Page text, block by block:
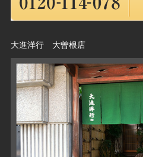
大進洋行 大曽根店